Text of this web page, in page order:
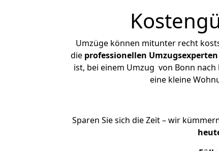
Umzüge können mitunter recht
die professionellen Umzugsexperten
ist, bei einem Umzug von Bonn nach
eine kleine
Sparen Sie sich die Zeit – wir